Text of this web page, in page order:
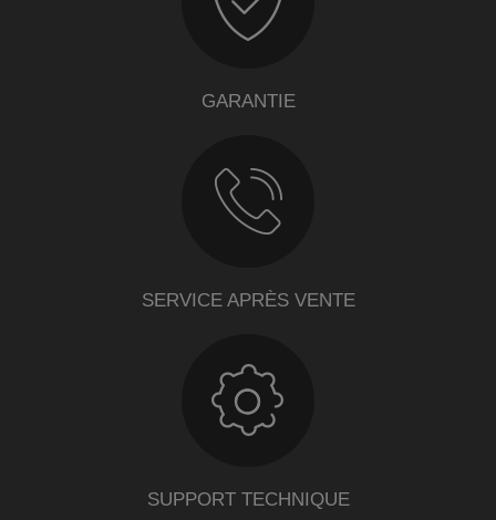
GARANTIE
SERVICE APRÈS VENTE
SUPPORT TECHNIQUE